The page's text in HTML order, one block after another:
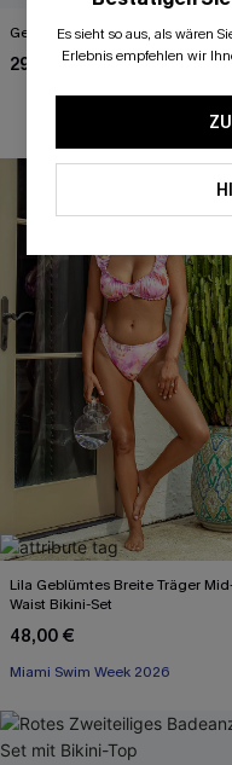
Gestreiftes Tiefer Ausschnitt Top
29,00 €
Lila Geblümtes Breite Träger
Waist Bikini-Set
48,00 €
Miami Swim Week 2026
Es sieht so aus, als wären
Erlebnis empfehlen wir